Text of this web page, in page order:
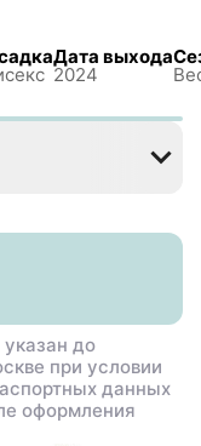
Дата выхода
2024
38
до
при условии
данных
оформления